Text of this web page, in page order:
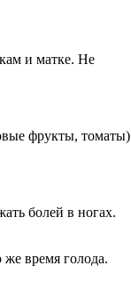
и матке. Не
фрукты, томаты)
болей в ногах.
время голода.